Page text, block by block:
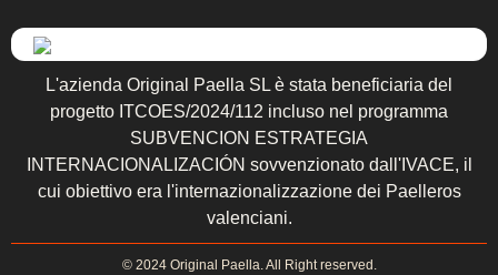
L'azienda Original Paella SL è stata beneficiaria del
progetto ITCOES/2024/112 incluso nel programma
SUBVENCION ESTRATEGIA
INTERNACIONALIZACIÓN sovvenzionato dall'IVACE, il
cui obiettivo era l'internazionalizzazione dei Paelleros
valenciani.
© 2024 Original Paella. All Right reserved.